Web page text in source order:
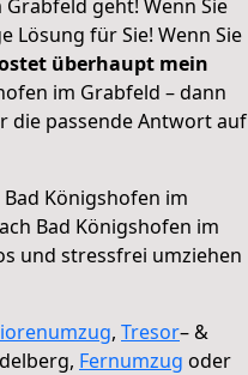
geht! Wenn Sie
Lösung für Sie! Wenn Sie
überhaupt mein
im Grabfeld – dann
die passende Antwort auf
Königshofen im
Bad Königshofen im
und stressfrei umziehen
, Tresor– &
Fernumzug oder